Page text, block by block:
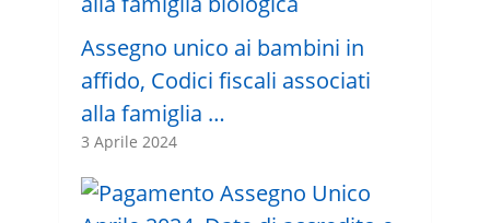
Assegno unico ai bambini in
affido, Codici fiscali associati
alla famiglia …
3 Aprile 2024